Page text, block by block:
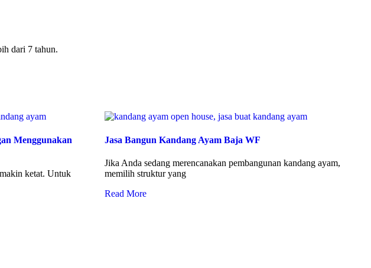
dari 7 tahun.
Menggunakan
ketat. Untuk
Jasa Bangun Kandang Ayam Baja WF
Jika Anda sedang merencanakan pembangunan kandang ayam,
memilih struktur yang
Read More